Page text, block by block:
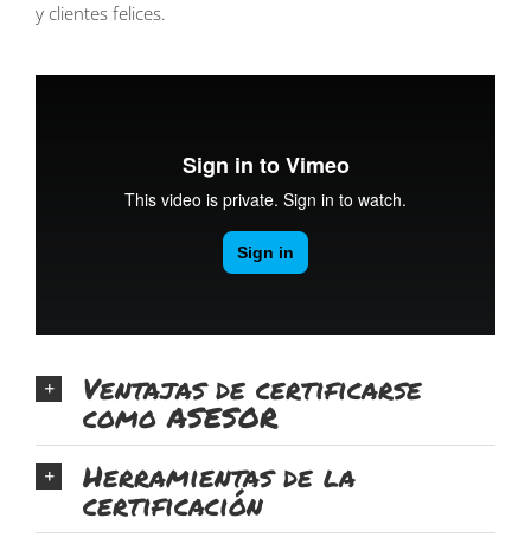
y clientes felices.
Ventajas de certificarse
como ASESOR
Herramientas de la
certificación